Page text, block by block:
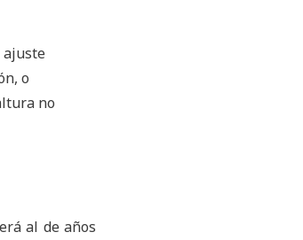
ajuste
o
no
al de años